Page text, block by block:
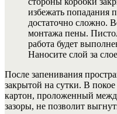
избежать попадания
достаточно сложно.
монтажа пены.
работа будет
Наносите слой за
После запенивания
закрытой на сутки. В
картон, проложенный
зазоры, не позволит